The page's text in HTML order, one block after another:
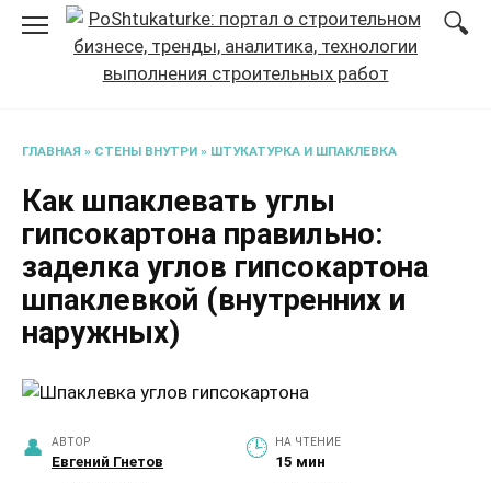
Перейти
содержанию
ГЛАВНАЯ » СТЕНЫ ВНУТРИ » ШТУКАТУРКА И ШПАКЛЕВКА
Как шпаклевать углы
гипсокартона правильно:
заделка углов гипсокартона
шпаклевкой (внутренних и
наружных)
АВТОР
Евгений Гнетов
НА ЧТЕНИЕ
15 мин